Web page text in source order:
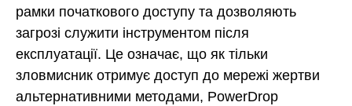
рамки початкового доступу та дозволяють
загрозі служити інструментом після
експлуатації. Це означає, що як тільки
зловмисник отримує доступ до мережі жертви
альтернативними методами, PowerDrop